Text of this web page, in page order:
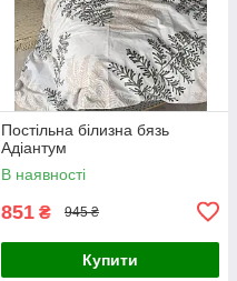
Постільна білизна бязь
Адіантум
В наявності
851 ₴ 945 ₴
Купити